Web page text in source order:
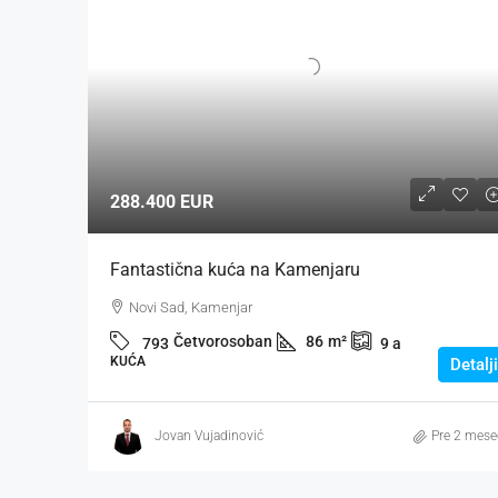
288.400 EUR
Fantastična kuća na Kamenjaru
Novi Sad, Kamenjar
793 Četvorosoban 86 m² 9a
KUĆA Detalji
Jovan Vujadinović Pre 2